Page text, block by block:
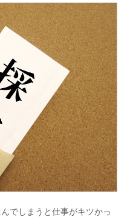
でしまうと仕事がキツかっ